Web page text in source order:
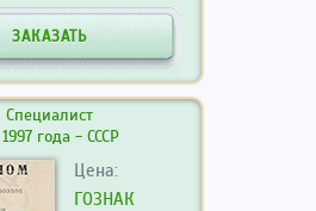
ЗАКАЗАТЬ
Специалист
года - СССР
Цена:
ГОЗНАК